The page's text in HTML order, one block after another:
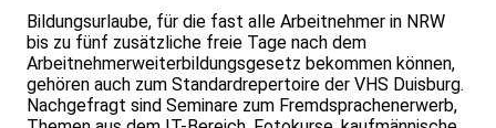
Bildungsurlaube, für die fast alle Arbeitnehmer in NRW
bis zu fünf zusätzliche freie Tage nach dem
Arbeitnehmerweiterbildungsgesetz bekommen können,
gehören auch zum Standardrepertoire der VHS Duisburg.
Nachgefragt sind Seminare zum Fremdsprachenerwerb,